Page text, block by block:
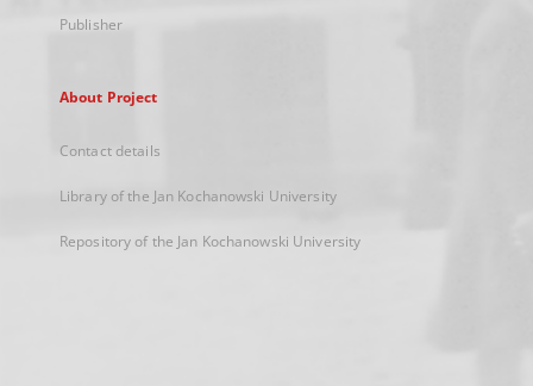
Publisher
About Project
Contact details
Library of the Jan Kochanowski University
Repository of the Jan Kochanowski University